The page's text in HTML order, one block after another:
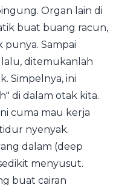
Organ lain di
buat buang racun,
Sampai
lalu, ditemukanlah
Simpelnya, ini
di dalam otak kita.
cuma mau kerja
nyenyak.
dalam (deep
menyusut.
buat cairan